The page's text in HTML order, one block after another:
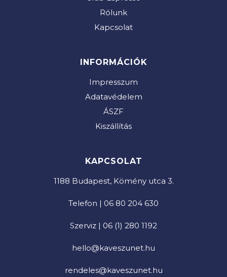
Rólunk
Kapcsolat
INFORMÁCIÓK
Impresszum
Adatavédelem
ÁSZF
Kiszállítás
KAPCSOLAT
1188 Budapest, Kömény utca 3.
Telefon | 06 80 204 630
Szerviz | 06 (1) 280 1192
hello@kaveszunet.hu
rendeles@kaveszunet.hu